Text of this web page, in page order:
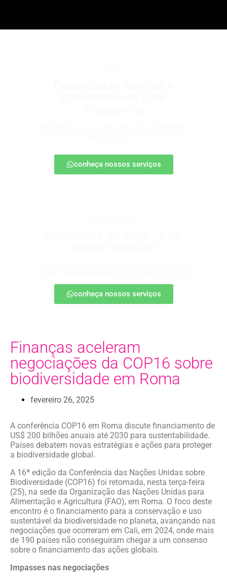
conheça nossos serviços
conheça nossos serviços
Finanças aceleram
negociações da COP16 sobre
biodiversidade em Roma
fevereiro 26, 2025
A conferência COP16 em Roma discute financiamento de
US$ 200 bilhões anuais até 2030 para sustentabilidade.
Países debatem novas estratégias e ações para proteger
a biodiversidade global.
A 16ª edição da Conferência das Nações Unidas sobre
Biodiversidade (COP16) foi retomada, nesta terça-feira
(25), na sede da Organização das Nações Unidas para
Alimentação e Agricultura (FAO), em Roma. O foco deste
encontro é o financiamento para a conservação e uso
sustentável da biodiversidade no planeta, avançando nas
negociações que ocorreram em Cali, em 2024, onde mais
de 190 países não conseguiram chegar a um consenso
sobre o financiamento das ações globais.
Impasses nas negociações